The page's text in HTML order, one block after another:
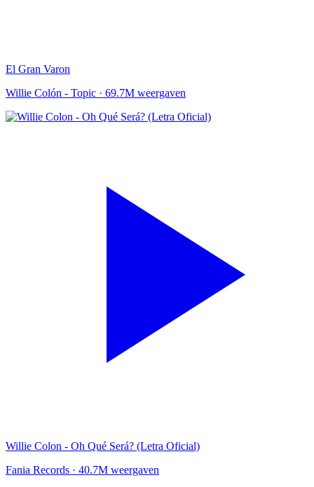
El Gran Varon
Willie Colón - Topic · 69.7M weergaven
Willie Colon - Oh Qué Será? (Letra Oficial)
Fania Records · 40.7M weergaven